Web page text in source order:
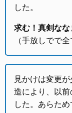
した。
求む！真剣なな
（手放しでで
見かけは変更が
造により、以
した。あらため